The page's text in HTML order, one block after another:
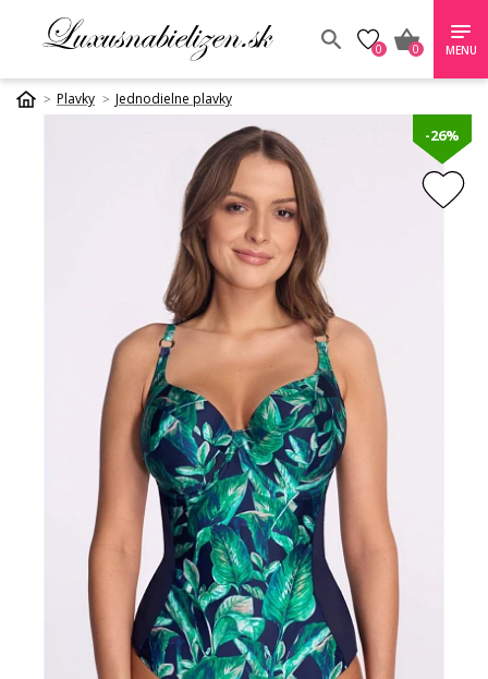
0 0 MENU
Plavky Jednodielne plavky
-26%